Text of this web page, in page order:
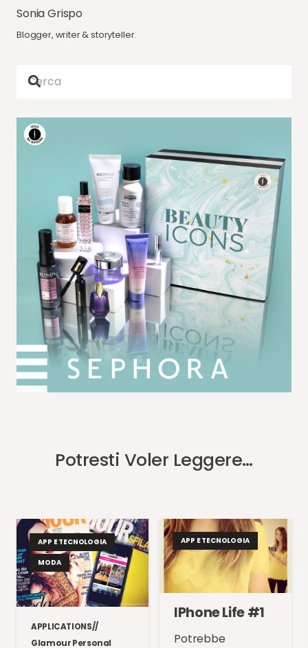
Sonia Grispo
Blogger, writer & storyteller.
Potresti Voler Leggere…
APP E TECNOLOGIA
MODA
APPLICATIONS//
Glamour Personal
APP E TECNOLOGIA
IPhone Life #1
Potrebbe